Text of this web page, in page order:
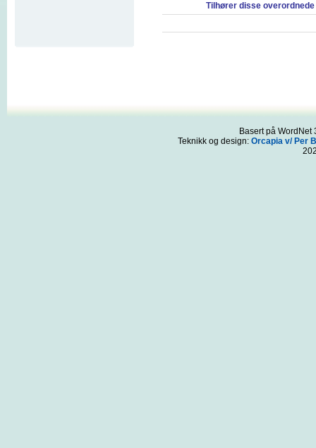
Tilhører disse
Basert på
Teknikk og design: Orcapia v/ Per